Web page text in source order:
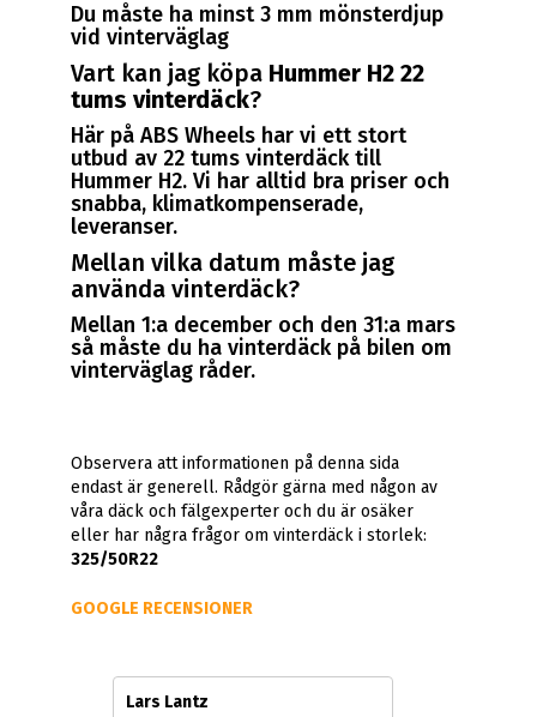
Du måste ha minst 3 mm mönsterdjup
vid vinterväglag
Vart kan jag köpa Hummer H2 22
tums vinterdäck?
Här på ABS Wheels har vi ett stort
utbud av 22 tums vinterdäck till
Hummer H2. Vi har alltid bra priser och
snabba, klimatkompenserade,
leveranser.
Mellan vilka datum måste jag
använda vinterdäck?
Mellan 1:a december och den 31:a mars
så måste du ha vinterdäck på bilen om
vinterväglag råder.
Observera att informationen på denna sida
endast är generell. Rådgör gärna med någon av
våra däck och fälgexperter och du är osäker
eller har några frågor om vinterdäck i storlek:
325/50R22
GOOGLE RECENSIONER
Lars Lantz